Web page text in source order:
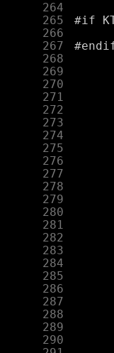
    264
    265
    266
    267
    268
    269
    270
    271
    272
    273
    274
    275
    276
    277
    278
    279
    280
    281
    282
    283
    284
    285
    286
    287
    288
    289
    290